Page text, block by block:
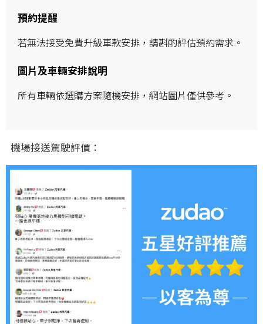
預約提醒
若無法接受免費升級車款安排，請斟酌評估預約需求。
圖片及車輛安排說明
所有車輛依選購方案隨機安排，網站圖片僅供參考。
機場接送駕駛評價：